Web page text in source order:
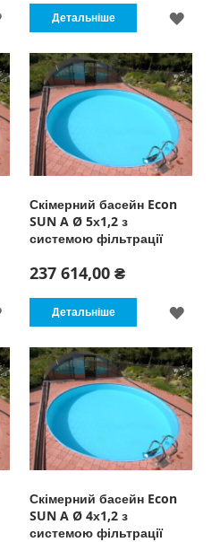
ДОДАТИ
СПИСКУ
БАЖАНЬ
Детальніше
ДОДАТИ
СПИСКУ
БАЖАНЬ
Скімерний басейн Econ
SUN A Ø 5х1,2 з
системою фільтрації
237 614,00 ₴
Детальніше
Скімерний басейн Econ
SUN A Ø 4х1,2 з
системою фільтрації